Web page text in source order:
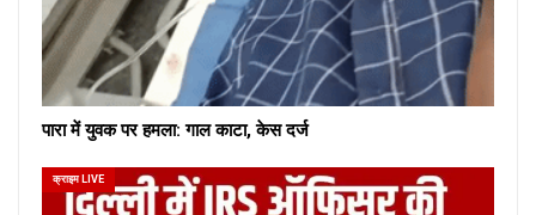
पारा में युवक पर हमला: गाल काटा, केस दर्ज
क्राइम LIVE